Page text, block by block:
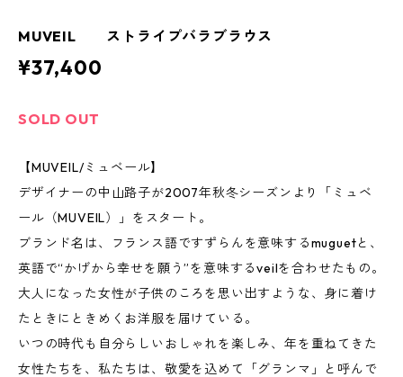
MUVEIL ストライプバラブラウス
¥37,400
SOLD OUT
【MUVEIL/ミュベール】
デザイナーの中山路子が2007年秋冬シーズンより「ミュベ
ール（MUVEIL）」をスタート。
ブランド名は、フランス語ですずらんを意味するmuguetと、
英語で“かげから幸せを願う”を意味するveilを合わせたもの。
大人になった女性が子供のころを思い出すような、身に着け
たときにときめくお洋服を届けている。
いつの時代も自分らしいおしゃれを楽しみ、年を重ねてきた
女性たちを、私たちは、敬愛を込めて「グランマ」と呼んで